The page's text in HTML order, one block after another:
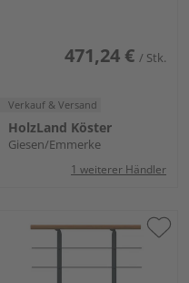
471,24 € / Stk.
Verkauf & Versand
HolzLand Köster
Giesen/Emmerke
1 weiterer Händler